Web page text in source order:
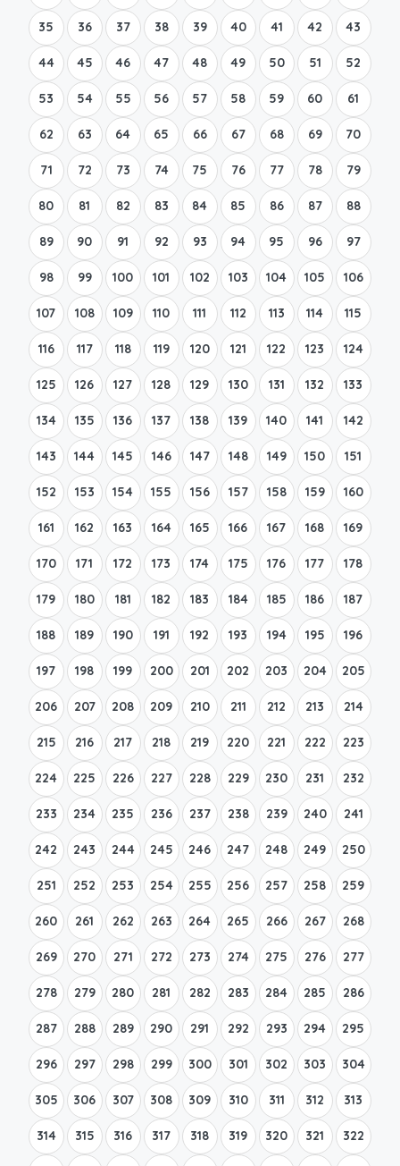
35 36 37 38 39 40 41 42 43
44 45 46 47 48 49 50 51 52
53 54 55 56 57 58 59 60 61
62 63 64 65 66 67 68 69 70
71 72 73 74 75 76 77 78 79
80 81 82 83 84 85 86 87 88
89 90 91 92 93 94 95 96 97
98 99 100 101 102 103 104 105 106
107 108 109 110 111 112 113 114 115
116 117 118 119 120 121 122 123 124
125 126 127 128 129 130 131 132 133
134 135 136 137 138 139 140 141 142
143 144 145 146 147 148 149 150 151
152 153 154 155 156 157 158 159 160
161 162 163 164 165 166 167 168 169
170 171 172 173 174 175 176 177 178
179 180 181 182 183 184 185 186 187
188 189 190 191 192 193 194 195 196
197 198 199 200 201 202 203 204 205
206 207 208 209 210 211 212 213 214
215 216 217 218 219 220 221 222 223
224 225 226 227 228 229 230 231 232
233 234 235 236 237 238 239 240 241
242 243 244 245 246 247 248 249 250
251 252 253 254 255 256 257 258 259
260 261 262 263 264 265 266 267 268
269 270 271 272 273 274 275 276 277
278 279 280 281 282 283 284 285 286
287 288 289 290 291 292 293 294 295
296 297 298 299 300 301 302 303 304
305 306 307 308 309 310 311 312 313
314 315 316 317 318 319 320 321 322